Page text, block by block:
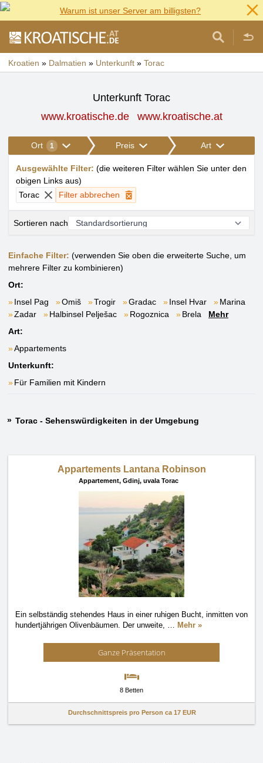
Warum ist unser Server am billigsten?
Kroatien » Dalmatien » Unterkunft » Torac
Unterkunft Torac
www.kroatische.de
www.kroatische.at
Ort 1 Preis Art
Ausgewählte Filter: (die weiteren Filter wählen Sie unter den
obigen Links aus)
Torac
Filter abbrechen
Sortieren nach
Einfache Filter: (verwenden Sie oben die erweiterte Suche, um
mehrere Filter zu kombinieren)
Ort:
Insel Pag
Omiš Trogir Gradac Insel Hvar
Marina
Zadar
Halbinsel Pelješac Rogoznica Brela
Mehr
Art:
Appartements
Unterkunft:
Für Familien mit Kindern
Torac - Sehenswürdigkeiten in der Umgebung
Appartements Lantana Robinson
Appartement, Gdinj, uvala Torac
Ein selbständig stehendes Haus in einer ruhigen Bucht, inmitten von
hundertjährigen Olivenbäumen. Der unweite, … Mehr »
Ganze Präsentation
8 Betten
Durchschnittspreis pro Person ca 17 EUR